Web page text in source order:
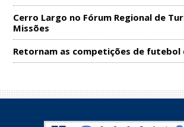
Cerro Largo no Fórum Regional de
Missões
Retornam as competições de futebol